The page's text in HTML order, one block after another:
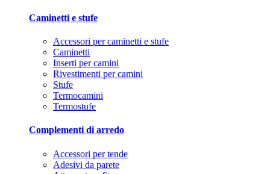
Caminetti e stufe
Accessori per caminetti e stufe
Caminetti
Inserti per camini
Rivestimenti per camini
Stufe
Termocamini
Termostufe
Complementi di arredo
Accessori per tende
Adesivi da parete